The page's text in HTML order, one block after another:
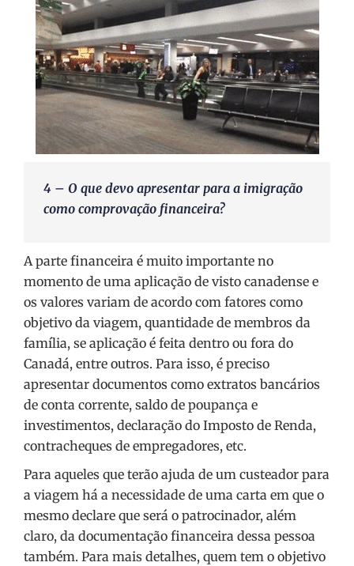
4 – O que devo apresentar para a imigração
como comprovação financeira?
A parte financeira é muito importante no
momento de uma aplicação de visto canadense e
os valores variam de acordo com fatores como
objetivo da viagem, quantidade de membros da
família, se aplicação é feita dentro ou fora do
Canadá, entre outros. Para isso, é preciso
apresentar documentos como extratos bancários
de conta corrente, saldo de poupança e
investimentos, declaração do Imposto de Renda,
contracheques de empregadores, etc.
Para aqueles que terão ajuda de um custeador para
a viagem há a necessidade de uma carta em que o
mesmo declare que será o patrocinador, além
claro, da documentação financeira dessa pessoa
também. Para mais detalhes, quem tem o objetivo